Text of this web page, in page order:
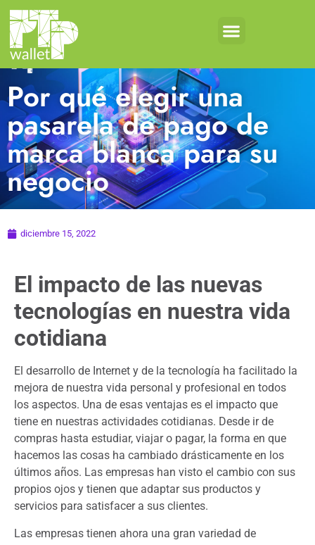
Por qué elegir una
pasarela de pago de
marca blanca para su
negocio
diciembre 15, 2022
El impacto de las nuevas
tecnologías en nuestra vida
cotidiana
El desarrollo de Internet y de la tecnología ha facilitado la
mejora de nuestra vida personal y profesional en todos
los aspectos. Una de esas ventajas es el impacto que
tiene en nuestras actividades cotidianas. Desde ir de
compras hasta estudiar, viajar o pagar, la forma en que
hacemos las cosas ha cambiado drásticamente en los
últimos años. Las empresas han visto el cambio con sus
propios ojos y tienen que adaptar sus productos y
servicios para satisfacer a sus clientes.
Las empresas tienen ahora una gran variedad de